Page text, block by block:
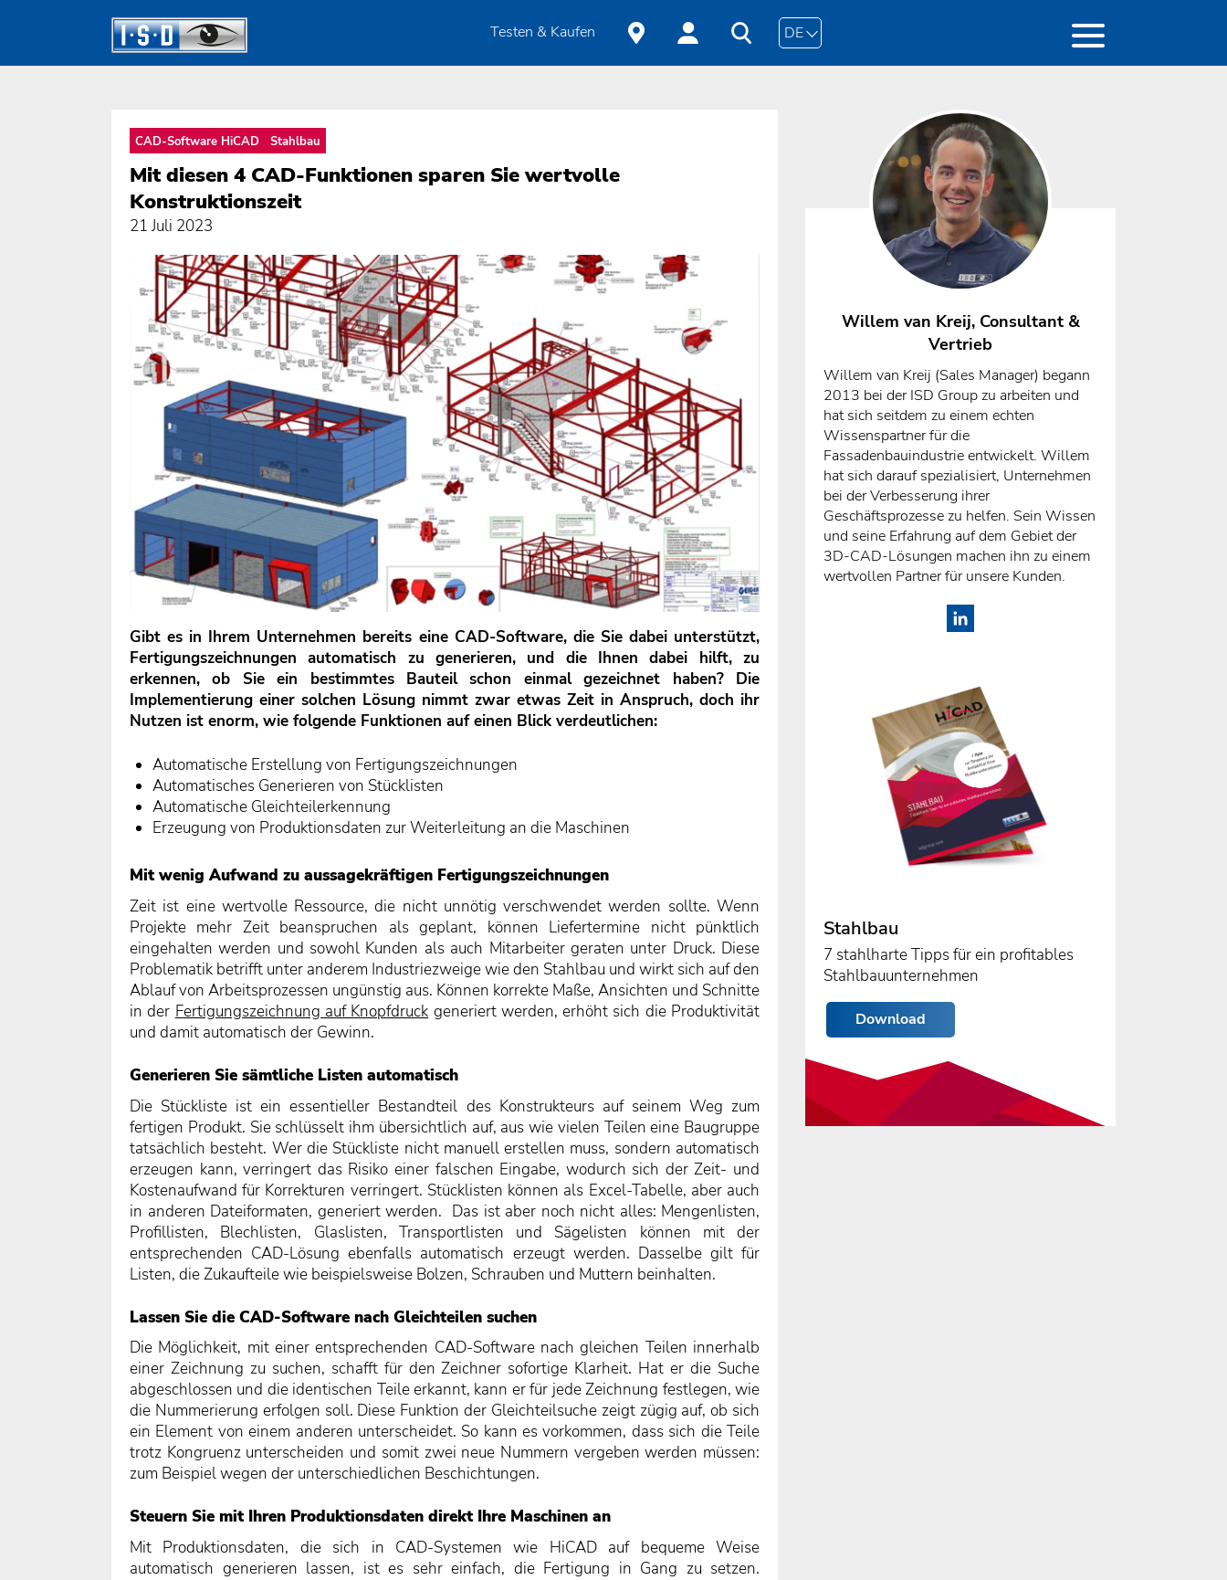
Testen & Kaufen DE
CAD-Software HiCAD Stahlbau
Mit diesen 4 CAD-Funktionen sparen Sie wertvolle
Konstruktionszeit
21 Juli 2023
Gibt es in Ihrem Unternehmen bereits eine CAD-Software, die Sie dabei unterstützt,
Fertigungszeichnungen automatisch zu generieren, und die Ihnen dabei hilft, zu
erkennen, ob Sie ein bestimmtes Bauteil schon einmal gezeichnet haben? Die
Implementierung einer solchen Lösung nimmt zwar etwas Zeit in Anspruch, doch ihr
Nutzen ist enorm, wie folgende Funktionen auf einen Blick verdeutlichen:
Automatische Erstellung von Fertigungszeichnungen
Automatisches Generieren von Stücklisten
Automatische Gleichteilerkennung
Erzeugung von Produktionsdaten zur Weiterleitung an die Maschinen
Mit wenig Aufwand zu aussagekräftigen Fertigungszeichnungen
Zeit ist eine wertvolle Ressource, die nicht unnötig verschwendet werden sollte. Wenn
Projekte mehr Zeit beanspruchen als geplant, können Liefertermine nicht pünktlich
eingehalten werden und sowohl Kunden als auch Mitarbeiter geraten unter Druck. Diese
Problematik betrifft unter anderem Industriezweige wie den Stahlbau und wirkt sich auf den
Ablauf von Arbeitsprozessen ungünstig aus. Können korrekte Maße, Ansichten und Schnitte
in der Fertigungszeichnung auf Knopfdruck generiert werden, erhöht sich die Produktivität
und damit automatisch der Gewinn.
Generieren Sie sämtliche Listen automatisch
Die Stückliste ist ein essentieller Bestandteil des Konstrukteurs auf seinem Weg zum
fertigen Produkt. Sie schlüsselt ihm übersichtlich auf, aus wie vielen Teilen eine Baugruppe
tatsächlich besteht. Wer die Stückliste nicht manuell erstellen muss, sondern automatisch
erzeugen kann, verringert das Risiko einer falschen Eingabe, wodurch sich der Zeit- und
Kostenaufwand für Korrekturen verringert. Stücklisten können als Excel-Tabelle, aber auch
in anderen Dateiformaten, generiert werden. Das ist aber noch nicht alles: Mengenlisten,
Profillisten, Blechlisten, Glaslisten, Transportlisten und Sägelisten können mit der
entsprechenden CAD-Lösung ebenfalls automatisch erzeugt werden. Dasselbe gilt für
Listen, die Zukaufteile wie beispielsweise Bolzen, Schrauben und Muttern beinhalten.
Lassen Sie die CAD-Software nach Gleichteilen suchen
Die Möglichkeit, mit einer entsprechenden CAD-Software nach gleichen Teilen innerhalb
einer Zeichnung zu suchen, schafft für den Zeichner sofortige Klarheit. Hat er die Suche
abgeschlossen und die identischen Teile erkannt, kann er für jede Zeichnung festlegen, wie
die Nummerierung erfolgen soll. Diese Funktion der Gleichteilsuche zeigt zügig auf, ob sich
ein Element von einem anderen unterscheidet. So kann es vorkommen, dass sich die Teile
trotz Kongruenz unterscheiden und somit zwei neue Nummern vergeben werden müssen:
zum Beispiel wegen der unterschiedlichen Beschichtungen.
Steuern Sie mit Ihren Produktionsdaten direkt Ihre Maschinen an
Mit Produktionsdaten, die sich in CAD-Systemen wie HiCAD auf bequeme Weise
automatisch generieren lassen, ist es sehr einfach, die Fertigung in Gang zu setzen.
Willem van Kreij, Consultant &
Vertrieb
Willem van Kreij (Sales Manager) begann
2013 bei der ISD Group zu arbeiten und
hat sich seitdem zu einem echten
Wissenspartner für die
Fassadenbauindustrie entwickelt. Willem
hat sich darauf spezialisiert, Unternehmen
bei der Verbesserung ihrer
Geschäftsprozesse zu helfen. Sein Wissen
und seine Erfahrung auf dem Gebiet der
3D-CAD-Lösungen machen ihn zu einem
wertvollen Partner für unsere Kunden.
Stahlbau
7 stahlharte Tipps für ein profitables
Stahlbauunternehmen
Download